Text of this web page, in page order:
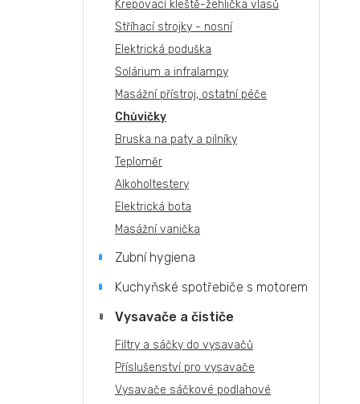
Krepovací kleště-žehlička vlasů
Stříhací strojky - nosní
Elektrická poduška
Solárium a infralampy
Masážní přístroj, ostatní péče
Chůvičky
Bruska na paty a pilníky
Teploměr
Alkoholtestery
Elektrická bota
Masážní vanička
Zubní hygiena
Kuchyňské spotřebiče s motorem
Vysavače a čističe
Filtry a sáčky do vysavačů
Příslušenství pro vysavače
Vysavače sáčkové podlahové